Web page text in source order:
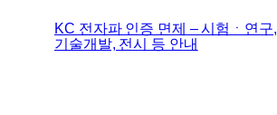
KC 전자파 인증 면제 – 시험ㆍ연구,
기술개발, 전시 등 안내